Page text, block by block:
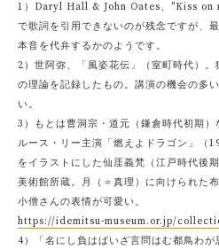
1）Daryl Hall & John Oates、"Kiss on
で歌詞を引用できないのが残念ですが、
本音を代弁するかのようです。
2）世阿弥、「風姿花伝」（室町時代）
の理論を記録したもの。講演の機会の多
い。
3）もとは曹洞宗・道元（鎌倉時代初期
ルース・リー主演「燃えよドラゴン」（
をイラストにした仙厓義梵（江戸時代後
美術館所蔵。月（＝真理）に向けられた
小僧さんの表情が可愛い。
https://idemitsu-museum.or.jp/
4）「名にし負はばいざ言問はむ都鳥わ